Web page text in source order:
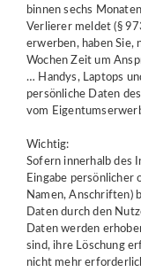
binnen sechs
Verlierer meldet (§
erwerben, haben Sie,
Wochen Zeit um
… Handys, Laptops
persönliche Daten
vom
Wichtig:
Sofern innerhalb des
Eingabe persönlicher
Namen, Anschriften)
Daten durch den
Daten werden
sind, ihre Löschung
nicht mehr